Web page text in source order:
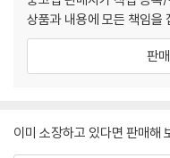
상품과 내용에 모든 책임을
판
이미 소장하고 있다면 판매해